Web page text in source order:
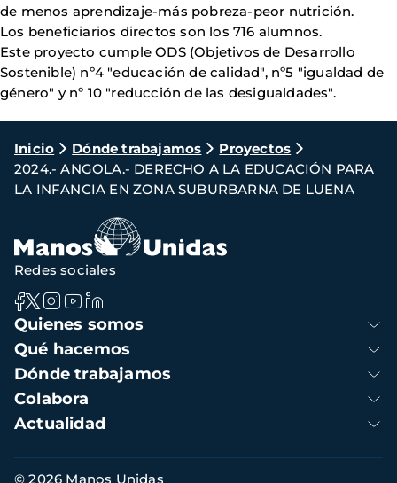
de menos aprendizaje-más pobreza-peor nutrición.
Los beneficiarios directos son los 716 alumnos.
Este proyecto cumple ODS (Objetivos de Desarrollo
Sostenible) nº4 "educación de calidad", nº5 "igualdad de
género" y nº 10 "reducción de las desigualdades".
Ruta
de
navegación
Inicio Dónde trabajamos
Proyectos
2024.- ANGOLA.- DERECHO A LA EDUCACIÓN PARA
LA INFANCIA EN ZONA SUBURBARNA DE LUENA
Navegación
principal
Quienes somos
Qué hacemos
Dónde trabajamos
Colabora
Actualidad
Redes sociales
Información
© 2026 Manos Unidas